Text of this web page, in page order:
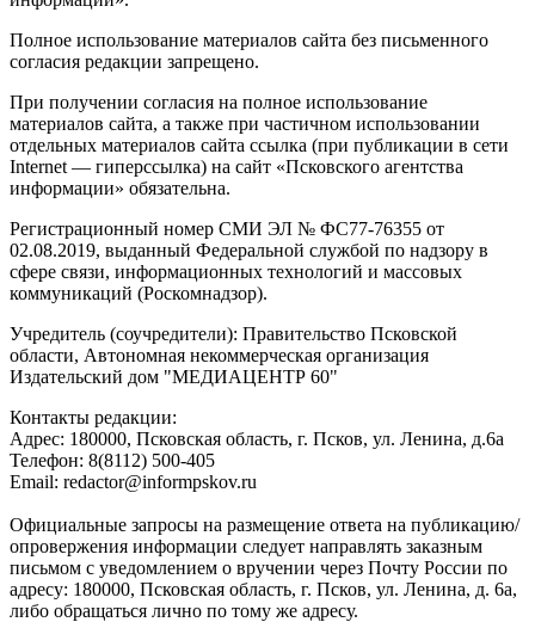
Полное использование материалов сайта без письменного
согласия редакции запрещено.
При получении согласия на полное использование
материалов сайта, а также при частичном использовании
отдельных материалов сайта ссылка (при публикации в сети
Internet — гиперссылка) на сайт «Псковского агентства
информации» обязательна.
Регистрационный номер СМИ ЭЛ № ФС77-76355 от
02.08.2019, выданный Федеральной службой по надзору в
сфере связи, информационных технологий и массовых
коммуникаций (Роскомнадзор).
Учредитель (соучредители): Правительство Псковской
области, Автономная некоммерческая организация
Издательский дом "МЕДИАЦЕНТР 60"
Контакты редакции:
Адреc: 180000, Псковская область, г. Псков, ул. Ленина, д.6а
Телефон: 8(8112) 500-405
Email: redactor@informpskov.ru
Официальные запросы на размещение ответа на публикацию/
опровержения информации следует направлять заказным
письмом с уведомлением о вручении через Почту России по
адресу: 180000, Псковская область, г. Псков, ул. Ленина, д. 6а,
либо обращаться лично по тому же адресу.